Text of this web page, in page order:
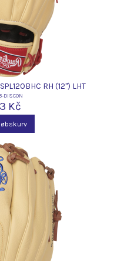
RH (12") LHT
DISCON
Kč